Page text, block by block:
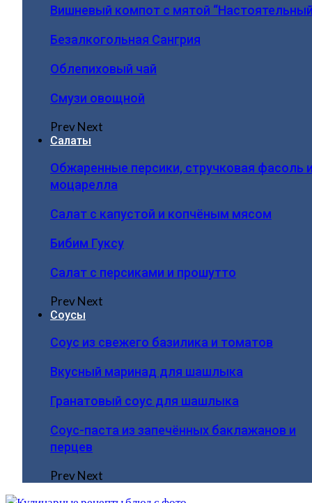
Вишневый компот с мятой
Безалкогольная Сангрия
Облепиховый чай
Смузи овощной
PrevNext
Салаты
Обжаренные персики, стручковая фасоль
моцарелла
Салат с капустой и копчёным мясом
Бибим Гуксу
Салат с персиками и прошутто
PrevNext
Соусы
Соус из свежего базилика и томатов
Вкусный маринад для шашлыка
Гранатовый соус для шашлыка
Соус-паста из запечённых баклажанов и
перцев
PrevNext